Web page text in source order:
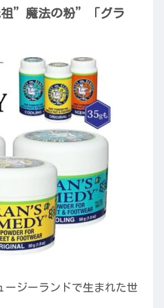
祖”魔法の粉”「グラ
ージーランドで生まれた世